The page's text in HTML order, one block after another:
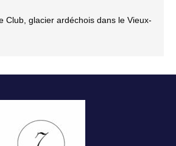
Club, glacier ardéchois dans le Vieux-